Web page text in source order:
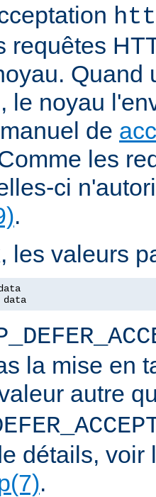
requêtes
Quand
le noyau
de
les
ci
.
les valeurs
la mise en
autre
détails, voir
.